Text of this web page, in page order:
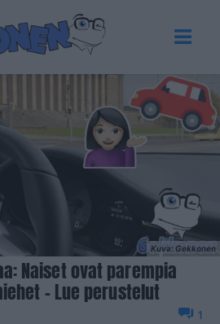
Kuva: Gekkonen
Naiset ovat parempia
– Lue perustelut
1